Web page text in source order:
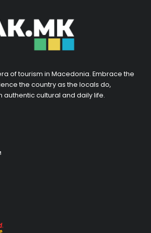
of tourism in Macedonia. Embrace the
the country as the locals do,
authentic cultural and daily life.